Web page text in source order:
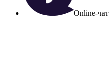
Online-чат